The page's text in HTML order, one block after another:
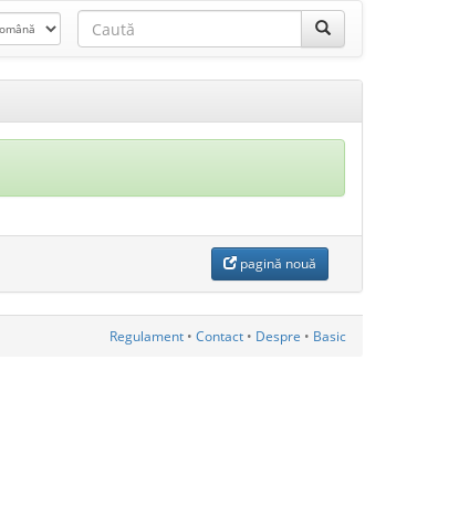
pagină nouă
Regulament • Contact • Despre • Basic